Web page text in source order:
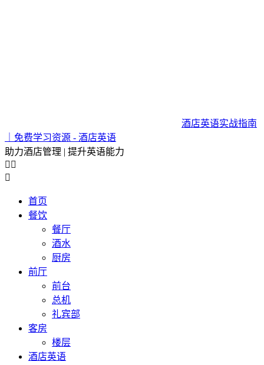
酒店英语实战指南
｜免费学习资源 - 酒店英语
助力酒店管理 | 提升英语能力
 

首页
餐饮
餐厅
酒水
厨房
前厅
前台
总机
礼宾部
客房
楼层
酒店英语